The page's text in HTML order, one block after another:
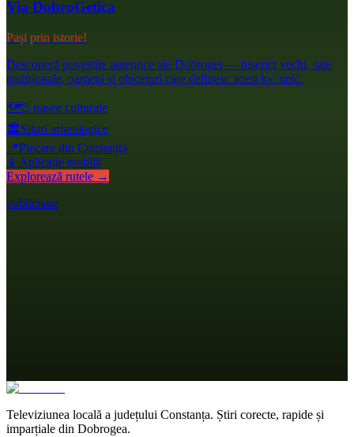
Via DobroGetica
Pași prin istorie!
Descoperă poveștile autentice ale Dobrogei — biserici vechi, sate
tradiționale, oameni și obiceiuri care definesc acest loc unic.
🗺️5 trasee culturale
🏛️Situri arheologice
📍Plecare din Constanța
📱 Aplicație mobilă
Explorează rutele →
publicitate
Televiziunea locală a județului Constanța. Știri corecte, rapide și
imparțiale din Dobrogea.